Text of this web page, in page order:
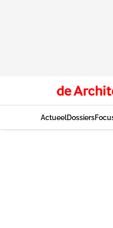
ActueelDossiers